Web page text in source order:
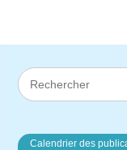
Calendrier des